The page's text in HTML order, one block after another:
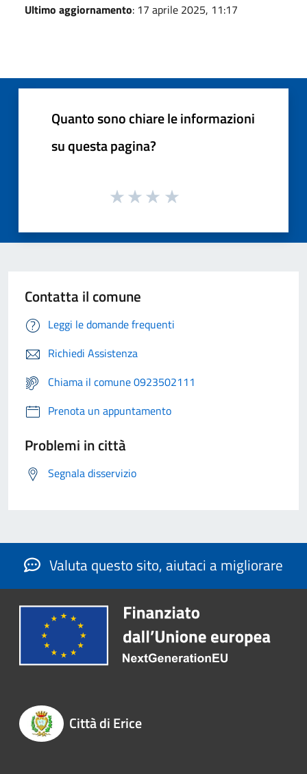
Ultimo aggiornamento: 17 aprile 2025, 11:17
Quanto sono chiare le informazioni
su questa pagina?
Contatta il comune
Leggi le domande frequenti
Richiedi Assistenza
Chiama il comune 0923502111
Prenota un appuntamento
Problemi in città
Segnala disservizio
Valuta questo sito, aiutaci a migliorare
Città di Erice